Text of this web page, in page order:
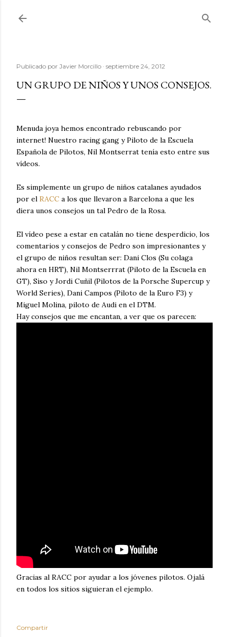
Publicado por Javier Morcillo septiembre 24, 2012
UN GRUPO DE NIÑOS Y UNOS CONSEJOS.
Menuda joya hemos encontrado rebuscando por
internet! Nuestro racing gang y Piloto de la Escuela
Española de Pilotos, Nil Montserrat tenía esto entre sus
vídeos.
Es simplemente un grupo de niños catalanes ayudados
por el RACC a los que llevaron a Barcelona a que les
diera unos consejos un tal Pedro de la Rosa.
El vídeo pese a estar en catalán no tiene desperdicio, los
comentarios y consejos de Pedro son impresionantes y
el grupo de niños resultan ser: Dani Clos (Su colaga
ahora en HRT), Nil Montserrrat (Piloto de la Escuela en
GT), Siso y Jordi Cuñil (Pilotos de la Porsche Supercup y
World Series), Dani Campos (Piloto de la Euro F3) y
Miguel Molina, piloto de Audi en el DTM.
Hay consejos que me encantan, a ver que os parecen:
Gracias al RACC por ayudar a los jóvenes pilotos. Ojalá
en todos los sitios siguieran el ejemplo.
Compartir